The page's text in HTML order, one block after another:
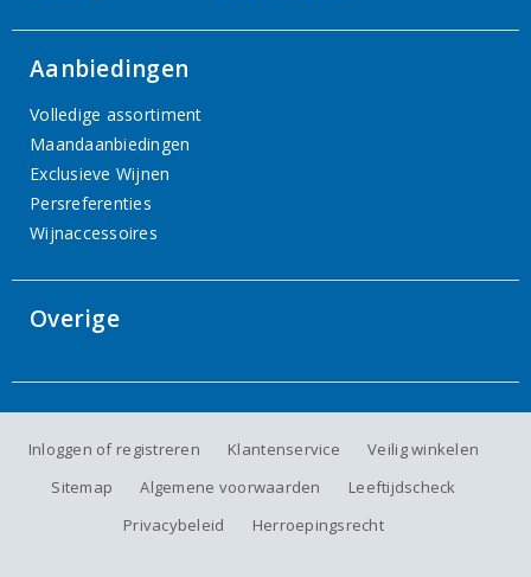
Aanbiedingen
Volledige assortiment
Maandaanbiedingen
Exclusieve Wijnen
Persreferenties
Wijnaccessoires
Overige
Inloggen of registreren Klantenservice
Veilig winkelen
Sitemap
Algemene voorwaarden
Leeftijdscheck
Privacybeleid
Herroepingsrecht